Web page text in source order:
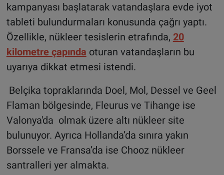
kampanyası başlatarak vatandaşlara evde iyot
tableti bulundurmaları konusunda çağrı yaptı.
Özellikle, nükleer tesislerin etrafında, 20
kilometre çapında oturan vatandaşların bu
uyarıya dikkat etmesi istendi.
Belçika topraklarında Doel, Mol, Dessel ve Geel
Flaman bölgesinde, Fleurus ve Tihange ise
Valonya'da olmak üzere altı nükleer site
bulunuyor. Ayrıca Hollanda’da sınıra yakın
Borssele ve Fransa’da ise Chooz nükleer
santralleri yer almakta.